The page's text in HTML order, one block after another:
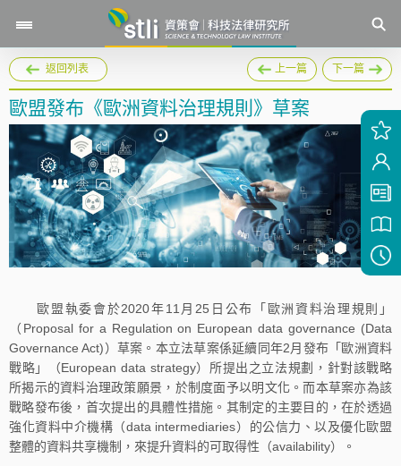
返回列表 上一篇 下一篇
歐盟發布《歐洲資料治理規則》草案
歐盟執委會於2020年11月25日公布「歐洲資料治理規則」
（Proposal for a Regulation on European data governance (Data
Governance Act)）草案。本立法草案係延續同年2月發布「歐洲資料
戰略」（European data strategy）所提出之立法規劃，針對該戰略
所揭示的資料治理政策願景，於制度面予以明文化。而本草案亦為該
戰略發布後，首次提出的具體性措施。其制定的主要目的，在於透過
強化資料中介機構（data intermediaries）的公信力、以及優化歐盟
整體的資料共享機制，來提升資料的可取得性（availability）。